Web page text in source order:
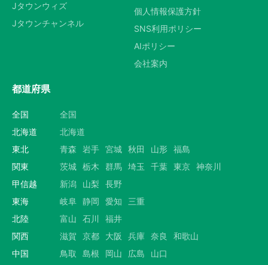
Jタウンウィズ
Jタウンチャンネル
個人情報保護方針
SNS利用ポリシー
AIポリシー
会社案内
都道府県
全国
全国
北海道
北海道
東北
青森 岩手 宮城 秋田 山形 福島
関東
茨城 栃木 群馬 埼玉 千葉 東京 神奈川
甲信越
新潟 山梨
長野
東海
岐阜 静岡 愛知
三重
北陸
富山 石川
福井
関西
滋賀 京都 大阪 兵庫 奈良
和歌山
中国
鳥取 島根 岡山 広島
山口